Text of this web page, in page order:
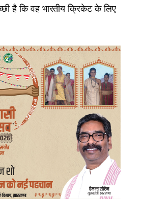
है कि वह भारतीय क्रिकेट के लिए